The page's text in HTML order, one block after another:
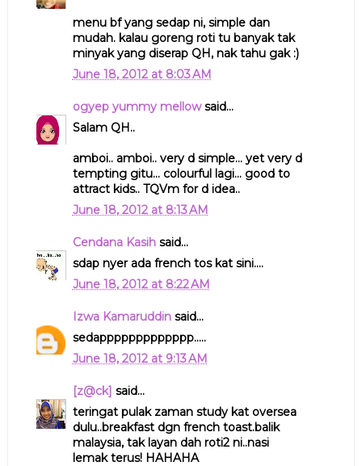
menu bf yang sedap ni, simple dan
mudah. kalau goreng roti tu banyak tak
minyak yang diserap QH, nak tahu gak :)
June 18, 2012 at 8:03 AM
ogyep yummy mellowsaid...
Salam QH..
amboi.. amboi.. very d simple... yet very d
tempting gitu... colourful lagi... good to
attract kids.. TQVm for d idea..
June 18, 2012 at 8:13 AM
Cendana Kasihsaid...
sdap nyer ada french tos kat sini....
June 18, 2012 at 8:22 AM
Izwa Kamaruddinsaid...
sedappppppppppppp.....
June 18, 2012 at 9:13 AM
[z@ck] said...
teringat pulak zaman study kat oversea
dulu..breakfast dgn french toast.balik
malaysia, tak layan dah roti2 ni..nasi
lemak terus! HAHAHA